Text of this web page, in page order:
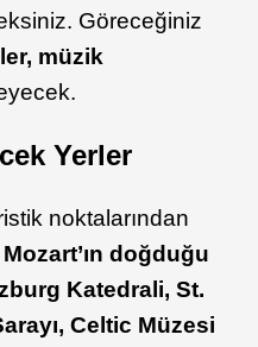
Göreceğiniz
müzik
Yerler
noktalarından
doğduğu
Katedrali, St.
Celtic Müzesi